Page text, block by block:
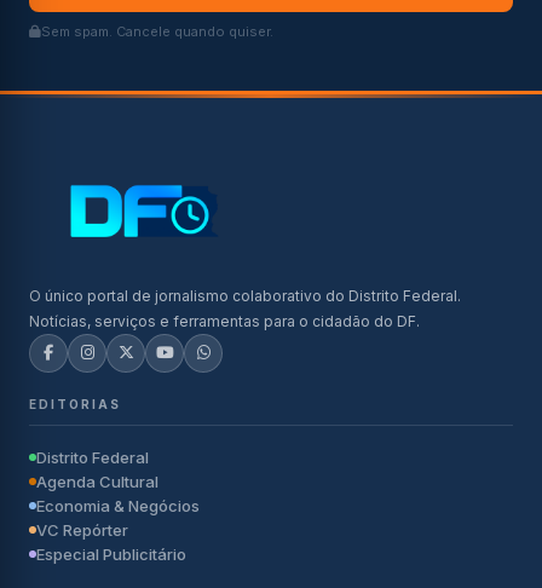
Sem spam. Cancele quando quiser.
O único portal de jornalismo colaborativo do Distrito Federal.
Notícias, serviços e ferramentas para o cidadão do DF.
EDITORIAS
Distrito Federal
Agenda Cultural
Economia & Negócios
VC Repórter
Especial Publicitário